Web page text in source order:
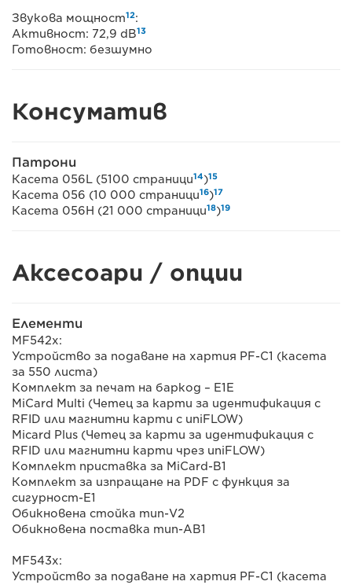
Звукова мощност12:
Активност: 72,9 dB13
Готовност: безшумно
Консуматив
Патрони
Касета 056L (5100 страници14)15
Касета 056 (10 000 страници16)17
Касета 056H (21 000 страници18)19
Аксесоари / опции
Елементи
MF542x:
Устройство за подаване на хартия PF-C1 (касета
за 550 листа)
Комплект за печат на баркод – E1E
MiCard Multi (Четец за карти за идентификация с
RFID или магнитни карти с uniFLOW)
Micard Plus (Четец за карти за идентификация с
RFID или магнитни карти чрез uniFLOW)
Комплект приставка за MiCard-B1
Комплект за изпращане на PDF с функция за
сигурност-E1
Обикновена стойка тип-V2
Обикновена поставка тип-AB1
MF543x:
Устройство за подаване на хартия PF-C1 (касета